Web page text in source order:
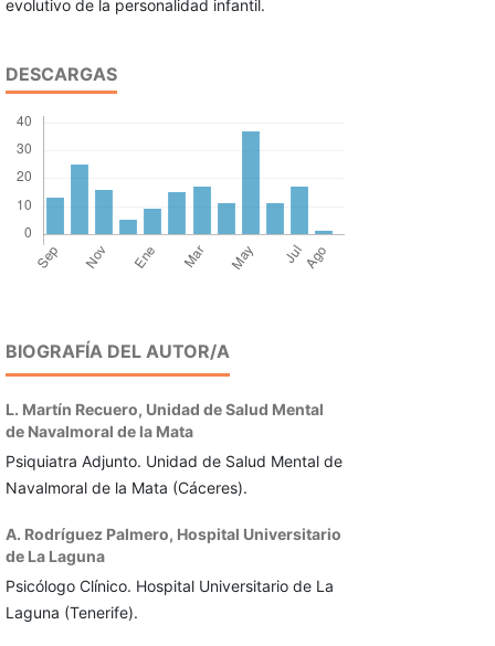
evolutivo de la personalidad infantil.
DESCARGAS
BIOGRAFÍA DEL AUTOR/A
L. Martín Recuero, Unidad de Salud Mental
de Navalmoral de la Mata
Psiquiatra Adjunto. Unidad de Salud Mental de
Navalmoral de la Mata (Cáceres).
A. Rodríguez Palmero, Hospital Universitario
de La Laguna
Psicólogo Clínico. Hospital Universitario de La
Laguna (Tenerife).